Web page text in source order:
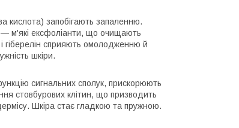
кислота) запобігають запаленню.
м'які ексфоліанти, що очищають
гіберелін сприяють омолодженню й
шкіри.
сигнальних сполук, прискорюють
стовбурових клітин, що призводить
Шкіра стає гладкою та пружною.